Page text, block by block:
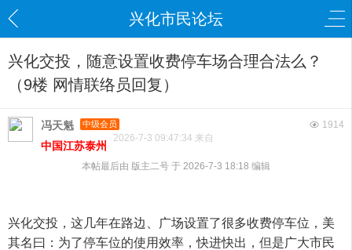
兴化市民论坛
兴化交投，随意设置收费停车场合理合法么？
（9楼 网情联络员回复）
1914
冯天魁 中级会员
2026-7-3 09:47:34 来自
中国江苏泰州
本帖最后由 版主二号 于 2026-7-3 18:18 编辑
兴化交投，这几年在路边、广场设置了很多收费停车位，美
其名曰：为了停车位的使用效率，快进快出，但是广大市民